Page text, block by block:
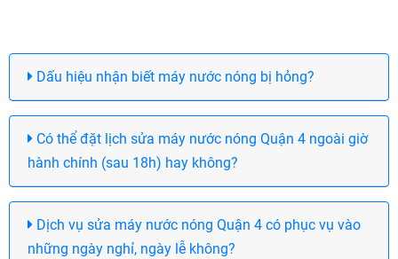
Dấu hiệu nhận biết máy nước nóng bị hỏng?
Có thể đặt lịch sửa máy nước nóng Quận 4 ngoài giờ
hành chính (sau 18h) hay không?
Dịch vụ sửa máy nước nóng Quận 4 có phục vụ vào
những ngày nghỉ, ngày lễ không?